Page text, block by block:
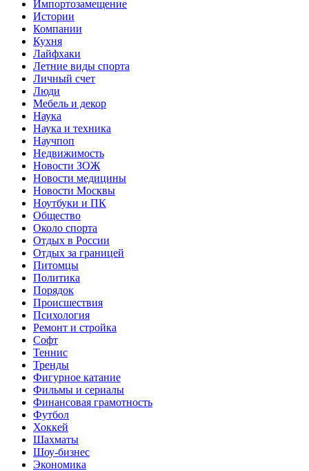
Импортозамещение
Истории
Компании
Кухня
Лайфхаки
Летние виды спорта
Личный счет
Люди
Мебель и декор
Наука
Наука и техника
Научпоп
Недвижимость
Новости ЗОЖ
Новости медицины
Новости Москвы
Ноутбуки и ПК
Общество
Около спорта
Отдых в России
Отдых за границей
Питомцы
Политика
Порядок
Происшествия
Психология
Ремонт и стройка
Софт
Теннис
Тренды
Фигурное катание
Фильмы и сериалы
Финансовая грамотность
Футбол
Хоккей
Шахматы
Шоу-бизнес
Экономика